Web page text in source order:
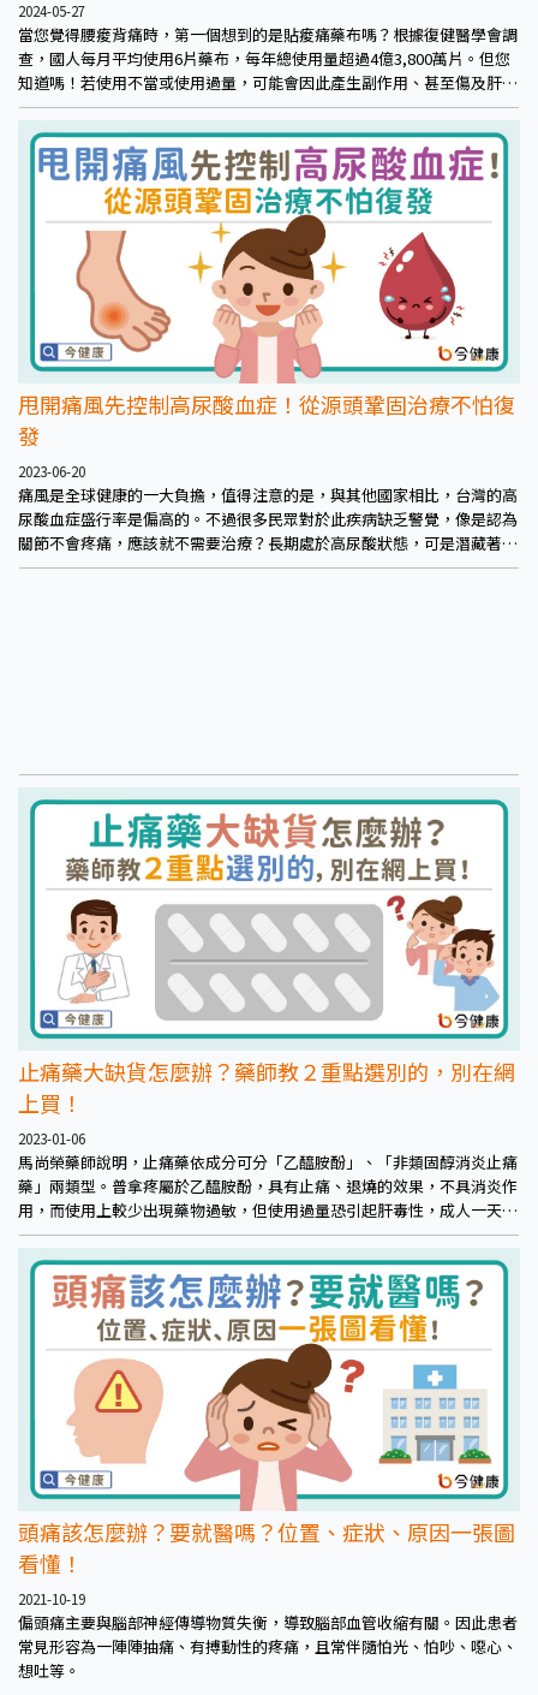
2024-05-27
當您覺得腰痠背痛時，第一個想到的是貼痠痛藥布嗎？根據復健醫學會調
查，國人每月平均使用6片藥布，每年總使用量超過4億3,800萬片。但您
知道嗎！若使用不當或使用過量，可能會因此產生副作用、甚至傷及肝
腎。
甩開痛風先控制高尿酸血症！從源頭鞏固治療不怕復
發
2023-06-20
痛風是全球健康的一大負擔，值得注意的是，與其他國家相比，台灣的高
尿酸血症盛行率是偏高的。不過很多民眾對於此疾病缺乏警覺，像是認為
關節不會疼痛，應該就不需要治療？長期處於高尿酸狀態，可是潛藏著致
命危機！
止痛藥大缺貨怎麼辦？藥師教２重點選別的，別在網
上買！
2023-01-06
馬尚榮藥師說明，止痛藥依成分可分「乙醯胺酚」、「非類固醇消炎止痛
藥」兩類型。普拿疼屬於乙醯胺酚，具有止痛、退燒的效果，不具消炎作
用，而使用上較少出現藥物過敏，但使用過量恐引起肝毒性，成人一天最
多建議使用上限為8顆，不過也盡量避免到此數量，若服用到4顆還是症狀
未解，還是盡早就醫檢查為佳。
頭痛該怎麼辦？要就醫嗎？位置、症狀、原因一張圖
看懂！
2021-10-19
偏頭痛主要與腦部神經傳導物質失衡，導致腦部血管收縮有關。因此患者
常見形容為一陣陣抽痛、有搏動性的疼痛，且常伴隨怕光、怕吵、噁心、
想吐等。